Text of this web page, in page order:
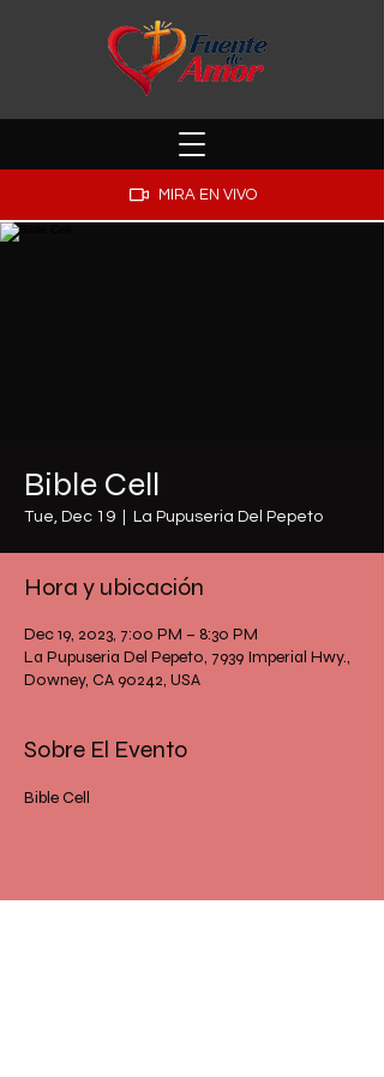
MIRA EN VIVO
Bible Cell
Tue, Dec 19 La Pupuseria Del Pepeto
Hora y ubicación
Dec 19, 2023, 7:00 PM – 8:30 PM
La Pupuseria Del Pepeto, 7939 Imperial Hwy.,
Downey, CA 90242, USA
Sobre El Evento
Bible Cell